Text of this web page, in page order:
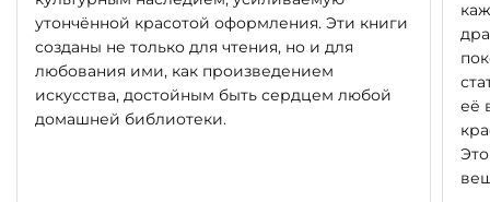
утончённой красотой оформления. Эти книги
созданы не только для чтения, но и для
любования ими, как произведением
искусства, достойным быть сердцем любой
домашней библиотеки.
её